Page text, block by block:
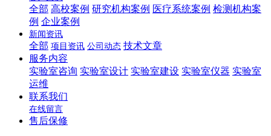
全部 高校案例 研究机构案例 医疗系统案例 检测机构案
例 企业案例
新闻资讯
全部 项目资讯 公司动态 技术文章
服务内容
实验室咨询 实验室设计 实验室建设 实验室仪器 实验室
运维
联系我们
在线留言
售后保修